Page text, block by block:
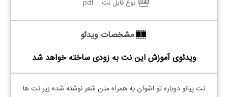
نوع فایل نت : .pdf
مشخصات ویدئو
ویدئوی آموزش این نت به زودی ساخته خواهد شد
نت پیانو دوباره تو اشوان به همراه متن شعر نوشته شده زیر نت ها